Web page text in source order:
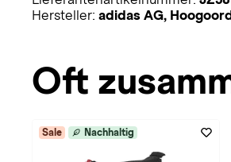
Hersteller: adidas AG,
Oft
Sale Nachhaltig